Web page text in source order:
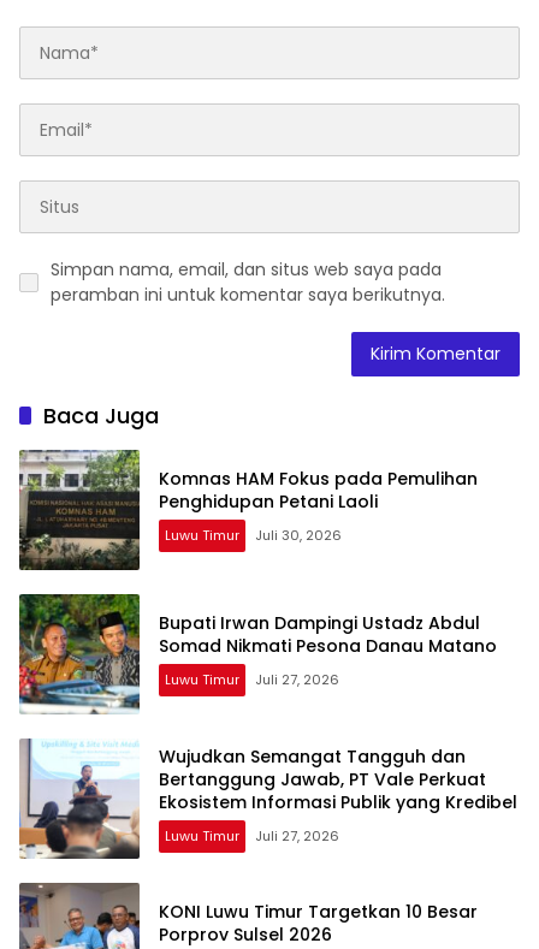
Simpan nama, email, dan situs web saya pada
peramban ini untuk komentar saya berikutnya.
Baca Juga
Komnas HAM Fokus pada Pemulihan
Penghidupan Petani Laoli
Luwu Timur Juli 30, 2026
Bupati Irwan Dampingi Ustadz Abdul
Somad Nikmati Pesona Danau Matano
Luwu Timur Juli 27, 2026
Wujudkan Semangat Tangguh dan
Bertanggung Jawab, PT Vale Perkuat
Ekosistem Informasi Publik yang Kredibel
Luwu Timur Juli 27, 2026
KONI Luwu Timur Targetkan 10 Besar
Porprov Sulsel 2026